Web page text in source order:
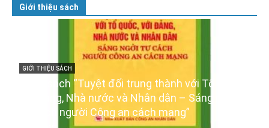
Giới thiệu sách
GIỚI THIỆU SÁCH
Ra mắt ba cuốn sách ảnh chào mừng Đại hội
XIV của Đảng